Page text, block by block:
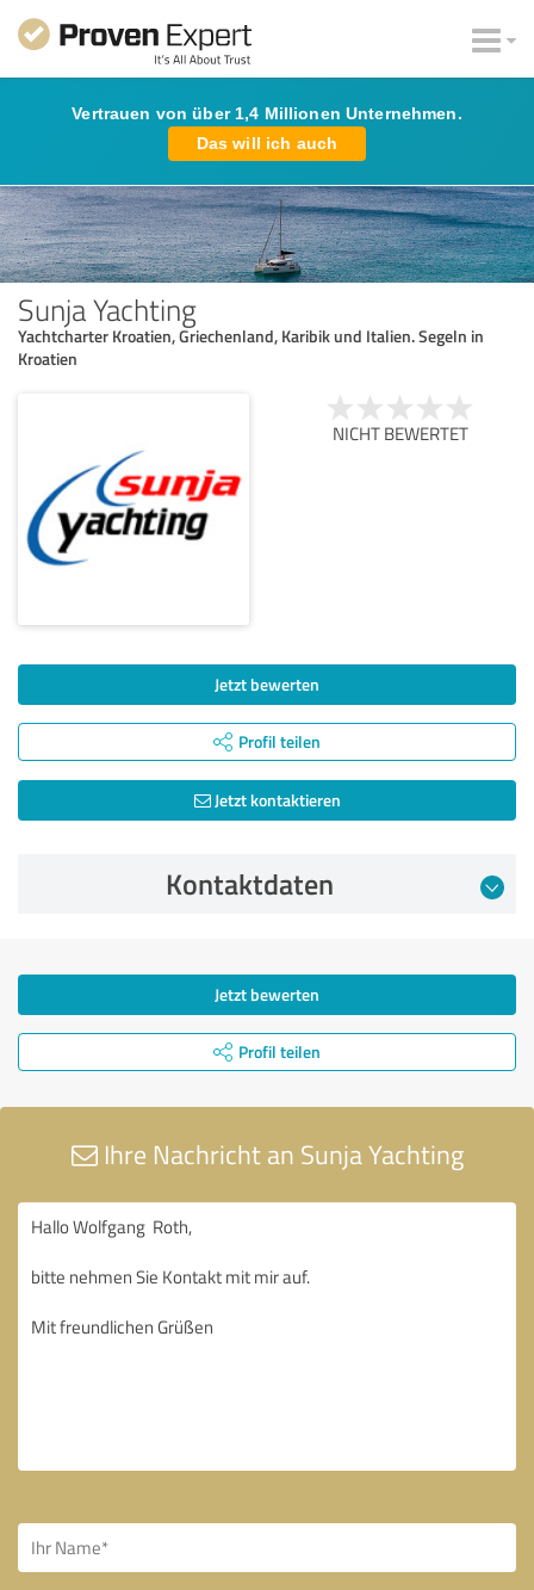
Vertrauen von über 1,4 Millionen Unternehmen.
Das will ich auch
Sunja Yachting
Yachtcharter Kroatien, Griechenland, Karibik und Italien. Segeln in
Kroatien
NICHT BEWERTET
Jetzt bewerten
Profil teilen
Jetzt kontaktieren
Kontaktdaten
Jetzt bewerten
Profil teilen
Ihre Nachricht an Sunja Yachting